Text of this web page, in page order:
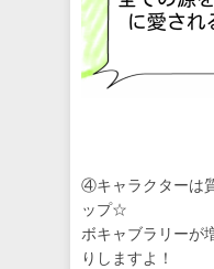
④キャラクターは
ップ☆
ボキャブラリーが
りしますよ！